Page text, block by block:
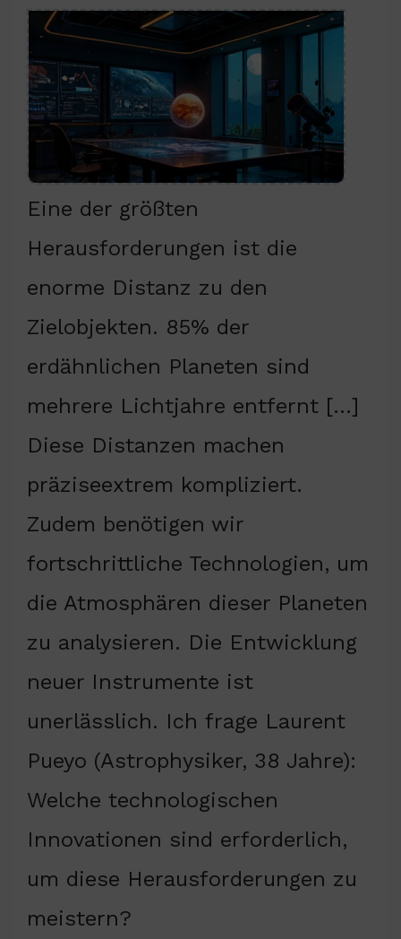
Eine der größten
Herausforderungen ist die
enorme Distanz zu den
Zielobjekten. 85% der
erdähnlichen Planeten sind
mehrere Lichtjahre entfernt […]
Diese Distanzen machen
präziseextrem kompliziert.
Zudem benötigen wir
fortschrittliche Technologien, um
die Atmosphären dieser Planeten
zu analysieren. Die Entwicklung
neuer Instrumente ist
unerlässlich. Ich frage Laurent
Pueyo (Astrophysiker, 38 Jahre):
Welche technologischen
Innovationen sind erforderlich,
um diese Herausforderungen zu
meistern?